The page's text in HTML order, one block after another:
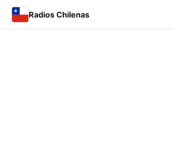
Radios Chilenas